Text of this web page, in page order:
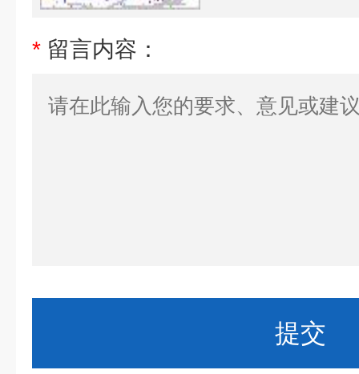
* 留言内容：